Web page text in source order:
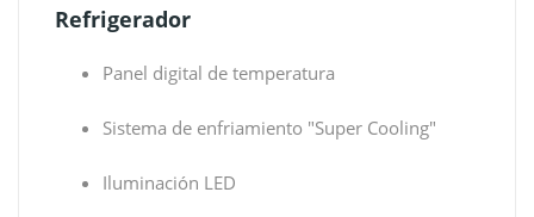
Refrigerador
Panel digital de temperatura
Sistema de enfriamiento "Super Cooling"
Iluminación LED